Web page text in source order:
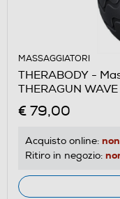
MASSAGGIATORI
THERABODY -
THERAGUN
€ 79,00
Acquisto online:
Ritiro in negozio: